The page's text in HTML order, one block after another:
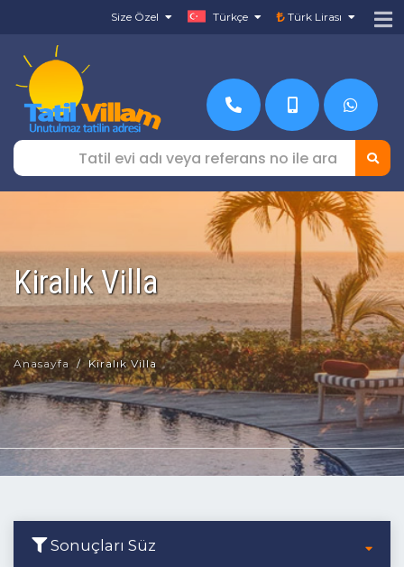
Size Özel Türkçe Türk Lirası
Kiralık Villa
Anasayfa Kiralık Villa
Sonuçları Süz